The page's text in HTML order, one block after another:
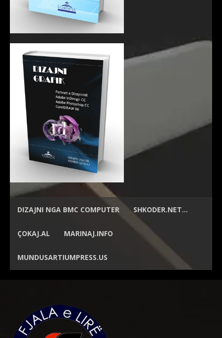
DIZAJNI NGA BMC COMPUTER SHKODER.NET…
ÇOKAJ.AL MARINAJ.INFO
MUNDUSARTIUMPRESS.US